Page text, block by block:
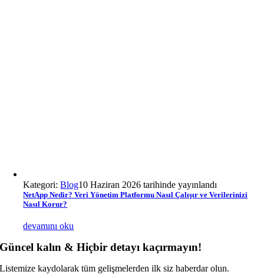
Kategori:Blog10 Haziran 2026 tarihinde yayınlandı
NetApp Nedir? Veri Yönetim Platformu Nasıl Çalışır ve Verilerinizi
Nasıl Korur?
devamını oku
Güncel kalın & Hiçbir detayı kaçırmayın!
Listemize kaydolarak tüm gelişmelerden ilk siz haberdar olun.